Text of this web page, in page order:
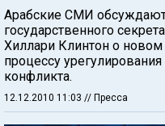
Арабские СМИ обсуждают
государственного
Хиллари Клинтон о
процессу
конфликта.
12.12.2010 11:03 // Пресса